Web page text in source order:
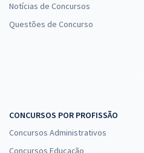
Notícias de Concursos
Questões de Concurso
CONCURSOS POR PROFISSÃO
Concursos Administrativos
Concursos Educação